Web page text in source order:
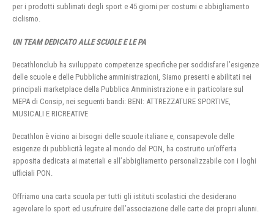
per i prodotti sublimati degli sport e 45 giorni per costumi e abbigliamento
ciclismo.
UN TEAM DEDICATO ALLE SCUOLE E LE PA
Decathlonclub ha sviluppato competenze specifiche per soddisfare l’esigenze
delle scuole e delle Pubbliche amministrazioni, Siamo presenti e abilitati nei
principali marketplace della Pubblica Amministrazione e in particolare sul
MEPA di Consip, nei seguenti bandi: BENI: ATTREZZATURE SPORTIVE,
MUSICALI E RICREATIVE
Decathlon è vicino ai bisogni delle scuole italiane e, consapevole delle
esigenze di pubblicità legate al mondo del PON, ha costruito un’offerta
apposita dedicata ai materiali e all’abbigliamento personalizzabile con i loghi
ufficiali PON.
Offriamo una carta scuola per tutti gli istituti scolastici che desiderano
agevolare lo sport ed usufruire dell’associazione delle carte dei propri alunni.